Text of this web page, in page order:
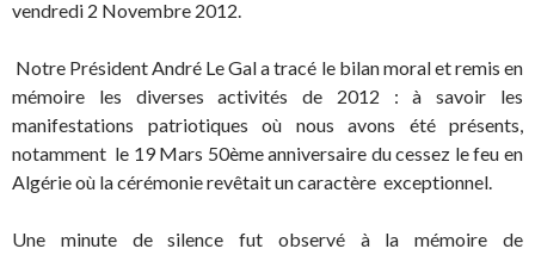
vendredi 2 Novembre 2012.
Notre Président André Le Gal a tracé le bilan moral et remis en
mémoire les diverses activités de 2012 : à savoir les
manifestations patriotiques où nous avons été présents,
notamment le 19 Mars 50ème anniversaire du cessez le feu en
Algérie où la cérémonie revêtait un caractère exceptionnel.
Une minute de silence fut observé à la mémoire de